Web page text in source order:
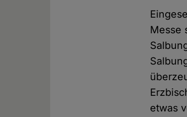
Messe
etwas